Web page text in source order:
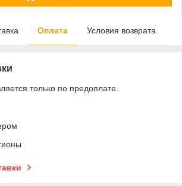
Оплата Условия возврата
только по предоплате.